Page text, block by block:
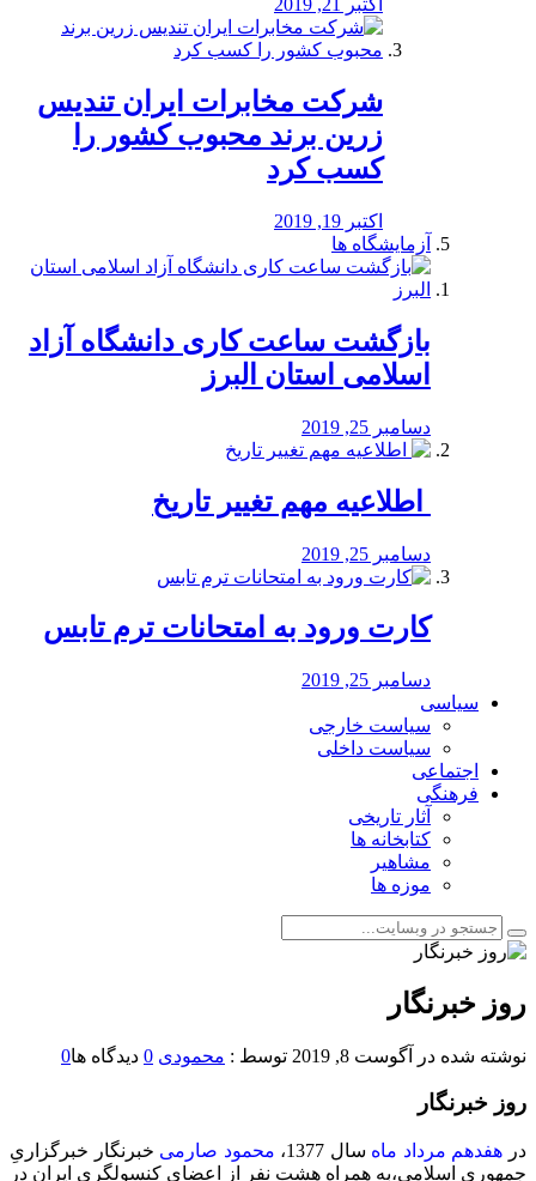
اکتبر 21, 2019
شرکت مخابرات ایران تندیس
زرین برند محبوب کشور را
کسب کرد
اکتبر 19, 2019
آزمایشگاه ها
بازگشت ساعت کاری دانشگاه آزاد
اسلامی استان البرز
دسامبر 25, 2019
️ اطلاعیه مهم تغییر تاریخ
دسامبر 25, 2019
کارت ورود به امتحانات ترم تابس
دسامبر 25, 2019
سیاسی
سیاست خارجی
سیاست داخلی
اجتماعی
فرهنگی
آثار تاریخی
کتابخانه ها
مشاهیر
موزه ها
روز خبرنگار
نوشته شده در آگوست 8, 2019 توسط : محمودی 0 دیدگاه ها0
روز خبرنگار
در هفدهم مرداد ماه سال 1377، محمود صارمی خبرنگار خبرگزاریِ
جمهوری اسلامی،به همراه هشت نفر از اعضای کنسولگری ایران در